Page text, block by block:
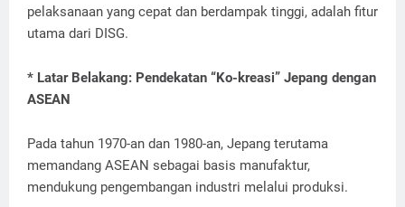
pelaksanaan yang cepat dan berdampak tinggi, adalah fitur
utama dari DISG.
* Latar Belakang: Pendekatan “Ko-kreasi” Jepang dengan
ASEAN
Pada tahun 1970-an dan 1980-an, Jepang terutama
memandang ASEAN sebagai basis manufaktur,
mendukung pengembangan industri melalui produksi.